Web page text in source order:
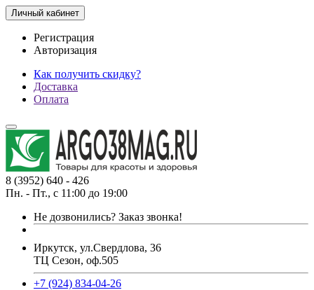
Личный кабинет
Регистрация
Авторизация
Как получить скидку?
Доставка
Оплата
8 (3952) 640 - 426
Пн. - Пт., с 11:00 до 19:00
Не дозвонились? Заказ звонка!
Иркутск, ул.Свердлова, 36
ТЦ Сезон, оф.505
+7 (924) 834-04-26